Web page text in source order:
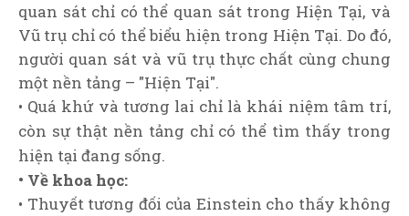
quan sát chỉ có thể quan sát trong Hiện Tại, và
Vũ trụ chỉ có thể biểu hiện trong Hiện Tại. Do đó,
người quan sát và vũ trụ thực chất cùng chung
một nền tảng – "Hiện Tại".
• Quá khứ và tương lai chỉ là khái niệm tâm trí,
còn sự thật nền tảng chỉ có thể tìm thấy trong
hiện tại đang sống.
• Về khoa học:
• Thuyết tương đối của Einstein cho thấy không